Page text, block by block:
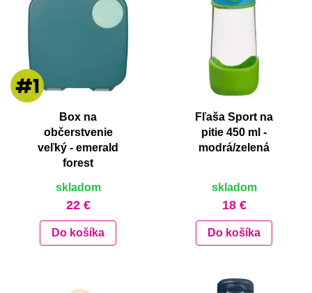
Box na
občerstvenie
veľký - emerald
forest
skladom
22 €
Do košíka
Fľaša Sport na
pitie 450 ml -
modrá/zelená
skladom
18 €
Do košíka